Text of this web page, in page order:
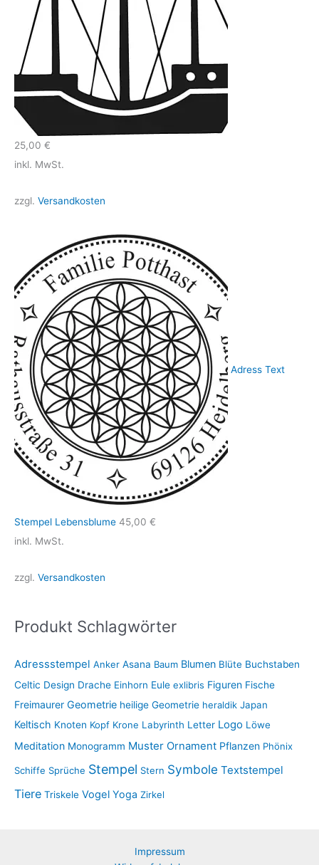
25,00 €
inkl. MwSt.
zzgl. Versandkosten
Adress Text
Stempel Lebensblume 45,00 €
inkl. MwSt.
zzgl. Versandkosten
Produkt Schlagwörter
Adressstempel Anker Asana Baum Blumen Blüte Buchstaben
Celtic Design Drache Einhorn Eule exlibris Figuren Fische
Freimaurer Geometrie heilige Geometrie heraldik Japan
Keltisch Knoten Kopf Krone Labyrinth Letter Logo Löwe
Meditation Monogramm Muster Ornament Pflanzen Phönix
Schiffe Sprüche Stempel Stern Symbole Textstempel
Tiere Triskele Vogel Yoga Zirkel
Impressum